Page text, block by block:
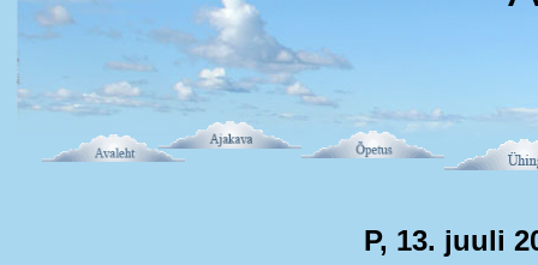
P, 13. juuli